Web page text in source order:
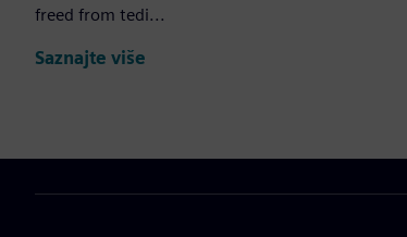
freed from tedi...
Saznajte više